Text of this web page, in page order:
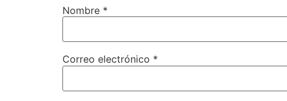
Nombre *
Correo electrónico *